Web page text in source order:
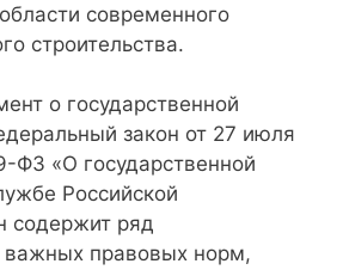
современного
строительства.
о государственной
закон от 27 июля
«О государственной
Российской
содержит ряд
важных правовых норм,